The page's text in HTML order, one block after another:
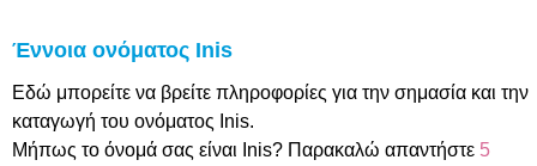
Έννοια ονόματος Inis
Εδώ μπορείτε να βρείτε πληροφορίες για την σημασία και την
καταγωγή του ονόματος Inis.
Μήπως το όνομά σας είναι Inis? Παρακαλώ απαντήστε 5